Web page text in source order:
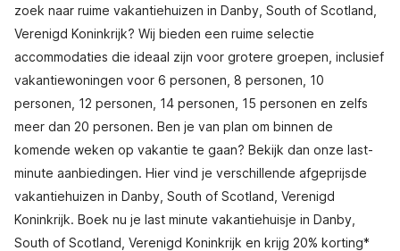
zoek naar ruime vakantiehuizen in Danby, South of Scotland,
Verenigd Koninkrijk? Wij bieden een ruime selectie
accommodaties die ideaal zijn voor grotere groepen, inclusief
vakantiewoningen voor 6 personen, 8 personen, 10
personen, 12 personen, 14 personen, 15 personen en zelfs
meer dan 20 personen. Ben je van plan om binnen de
komende weken op vakantie te gaan? Bekijk dan onze last-
minute aanbiedingen. Hier vind je verschillende afgeprijsde
vakantiehuizen in Danby, South of Scotland, Verenigd
Koninkrijk. Boek nu je last minute vakantiehuisje in Danby,
South of Scotland, Verenigd Koninkrijk en krijg 20% korting*